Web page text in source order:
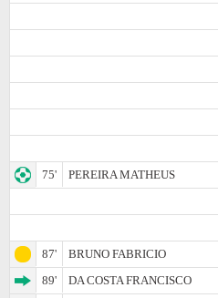
75'
PEREIRA MATHEUS
87'
BRUNO FABRICIO
89'
DA COSTA FRANCISCO